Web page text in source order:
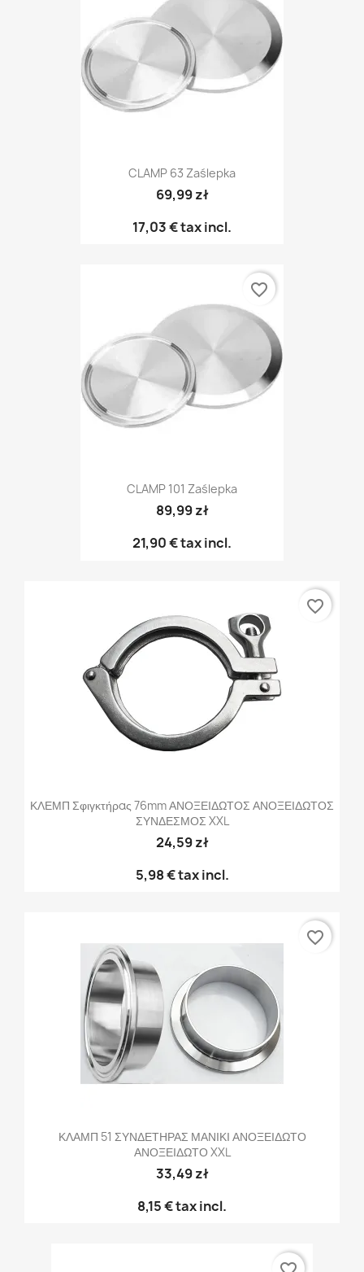
CLAMP 63 Zaślepka
69,99 zł
17,03 €tax incl.
CLAMP 101 Zaślepka
89,99 zł
21,90 €tax incl.
favorite_border
ΚΛΕΜΠ Σφιγκτήρας 76mm ΑΝΟΞΕΙΔΩΤΟΣ ΑΝΟΞΕΙΔΩΤΟΣ
ΣΥΝΔΕΣΜΟΣ XXL
24,59 zł
5,98 €tax incl.
favorite_border
ΚΛΑΜΠ 51 ΣΥΝΔΕΤΗΡΑΣ ΜΑΝΙΚΙ ΑΝΟΞΕΙΔΩΤΟ
ΑΝΟΞΕΙΔΩΤΟ XXL
33,49 zł
8,15 €tax incl.
favorite_border